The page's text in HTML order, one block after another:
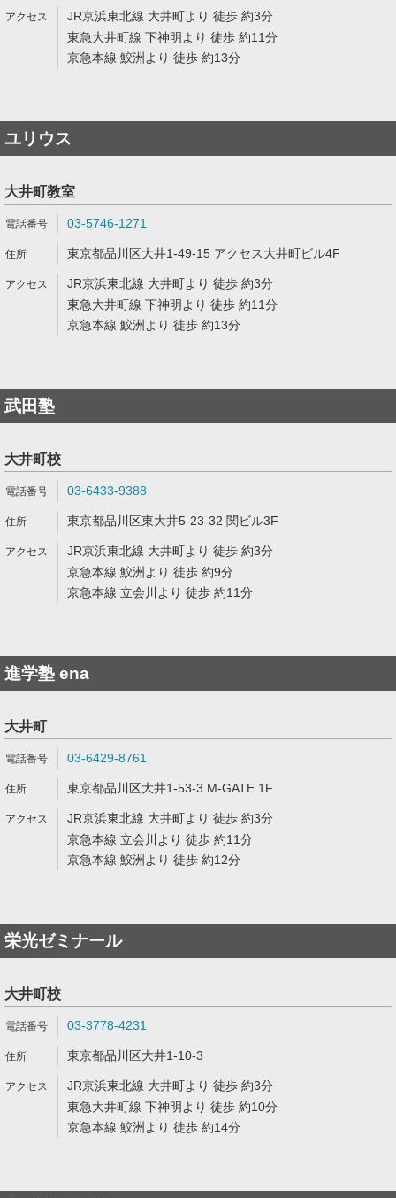
JR京浜東北線 大井町より 徒歩 約3分
東急大井町線 下神明より 徒歩 約11分
京急本線 鮫洲より 徒歩 約13分
ユリウス
大井町教室
03-5746-1271
東京都品川区大井1-49-15 アクセス大井町ビル4F
JR京浜東北線 大井町より 徒歩 約3分
東急大井町線 下神明より 徒歩 約11分
京急本線 鮫洲より 徒歩 約13分
武田塾
大井町校
03-6433-9388
東京都品川区東大井5-23-32 関ビル3F
JR京浜東北線 大井町より 徒歩 約3分
京急本線 鮫洲より 徒歩 約9分
京急本線 立会川より 徒歩 約11分
進学塾 ena
大井町
03-6429-8761
東京都品川区大井1-53-3 M-GATE 1F
JR京浜東北線 大井町より 徒歩 約3分
京急本線 立会川より 徒歩 約11分
京急本線 鮫洲より 徒歩 約12分
栄光ゼミナール
大井町校
03-3778-4231
東京都品川区大井1-10-3
JR京浜東北線 大井町より 徒歩 約3分
東急大井町線 下神明より 徒歩 約10分
京急本線 鮫洲より 徒歩 約14分